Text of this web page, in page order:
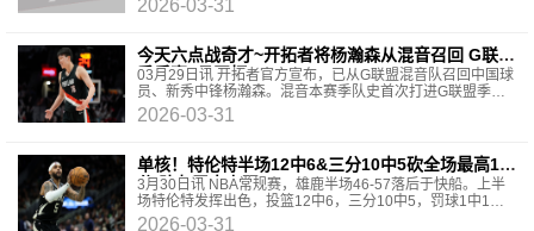
2026-03-31
今天六点战奇才~开拓者将杨瀚森从混音召回 G联盟
季后赛4月开打
03月29日讯 开拓者官方宣布，已从G联盟混音队召回中国球
员、新秀中锋杨瀚森。混音本赛季队史首次打进G联盟季后
赛，G联盟季后赛将于4月1日开打，混音首场比赛将
2026-03-31
单核！特伦特半场12中6&三分10中5砍全场最高18
分 队友无人上双
3月30日讯 NBA常规赛，雄鹿半场46-57落后于快船。上半
场特伦特发挥出色，投篮12中6，三分10中5，罚球1中1，
砍下18分2篮板2助攻1抢断，出现3次失误。
2026-03-31